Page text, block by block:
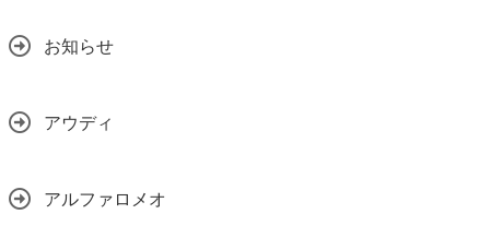
お知らせ
アウディ
アルファロメオ